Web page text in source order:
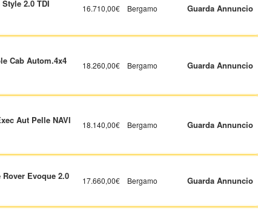
2.0 TDI
16.710,00€ Bergamo Guarda Annuncio
Cab Autom.4x4
18.260,00€ Bergamo Guarda Annuncio
Aut Pelle NAVI
18.140,00€ Bergamo Guarda Annuncio
Rover Evoque 2.0
17.660,00€ Bergamo Guarda Annuncio